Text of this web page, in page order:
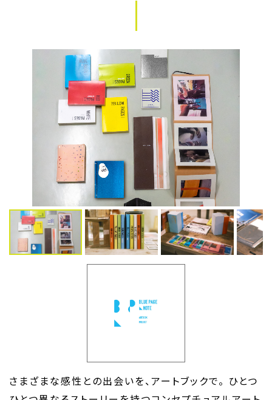
さまざまな感性との出会いを、アートブックで。 ひとつ